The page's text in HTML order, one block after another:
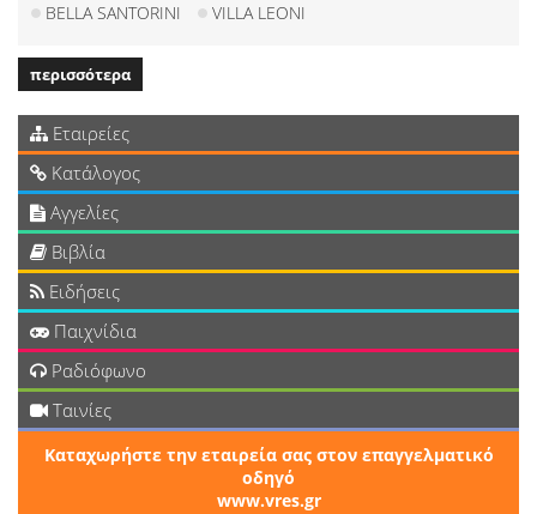
BELLA SANTORINI
VILLA LEONI
περισσότερα
Εταιρείες
Κατάλογος
Αγγελίες
Βιβλία
Ειδήσεις
Παιχνίδια
Ραδιόφωνο
Ταινίες
Καταχωρήστε την εταιρεία σας στον επαγγελματικό
οδηγό
www.vres.gr